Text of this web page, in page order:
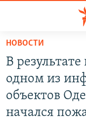
Вернуться
основному
содержанию
Вернутся
главной
СПЕЦПРОЕКТЫ
ГРУЗ 200
КАРТА ВОЕННЫХ
ВОДА
НОВОСТИ
В
одном из
объектов
начался